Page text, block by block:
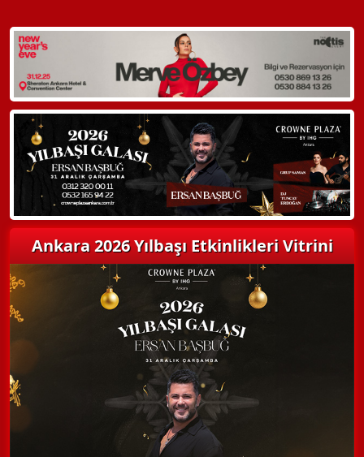
WhatsApp ile Bilgi Alın
Hemen Arayın
Detaylı Bilgi Alın
Ankara 2026 Yılbaşı Etkinlikleri Vitrini